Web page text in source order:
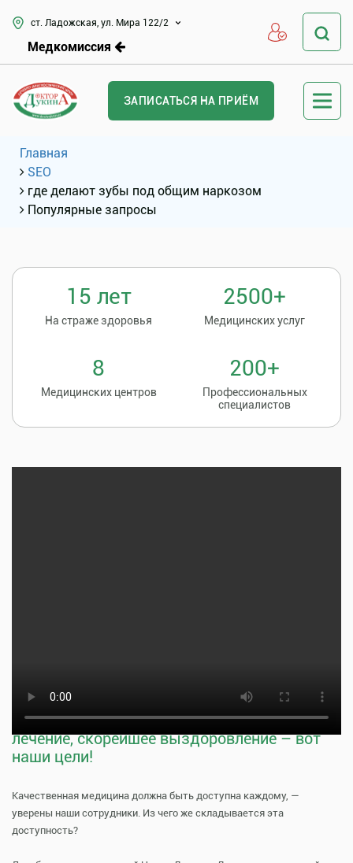
ст. Ладожская, ул. Мира 122/2
Медкомиссия
ЗАПИСАТЬСЯ НА ПРИЁМ
Главная
SEO
где делают зубы под общим наркозом
Популярные запросы
15 лет
На страже здоровья
2500+
Медицинских услуг
8
Медицинских центров
200+
Профессиональных
специалистов
Тщательная профилактика, качественное
лечение, скорейшее выздоровление – вот
наши цели!
Качественная медицина должна быть доступна каждому, —
уверены наши сотрудники. Из чего же складывается эта
доступность?